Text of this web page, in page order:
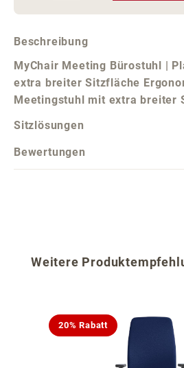
Beschreibung
MyChair Meeting Bürostuhl |
extra breiter Sitzfläche
Meetingstuhl mit extra breiter
Sitzlösungen
Bewertungen
Produktgalerie überspringen
Weitere
20% Rabatt